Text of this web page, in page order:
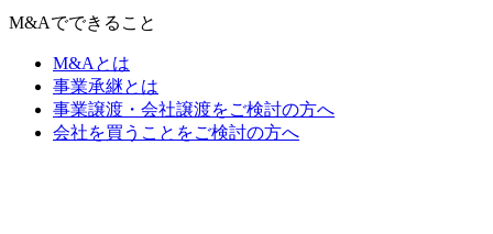
M&Aでできること
M&Aとは
事業承継とは
事業譲渡・会社譲渡をご検討の方へ
会社を買うことをご検討の方へ